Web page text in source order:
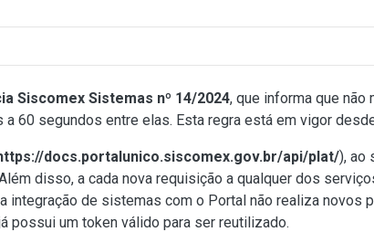
Siscomex Sistemas nº 14/2024, que informa que
60 segundos entre elas. Esta regra está em vigor
docs.portalunico.siscomex.gov.br/api/plat/), ao
disso, a cada nova requisição a qualquer dos
integração de sistemas com o Portal não realiza
possui um token válido para ser reutilizado.